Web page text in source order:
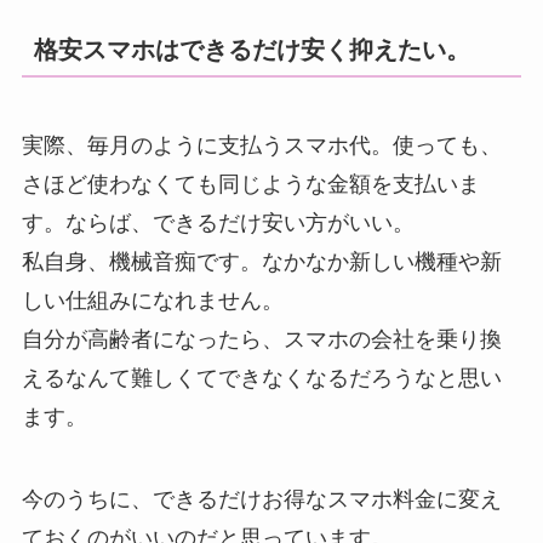
格安スマホはできるだけ安く抑えたい。
実際、毎月のように支払うスマホ代。使っても、
さほど使わなくても同じような金額を支払いま
す。ならば、できるだけ安い方がいい。
私自身、機械音痴です。なかなか新しい機種や新
しい仕組みになれません。
自分が高齢者になったら、スマホの会社を乗り換
えるなんて難しくてできなくなるだろうなと思い
ます。
今のうちに、できるだけお得なスマホ料金に変え
ておくのがいいのだと思っています。